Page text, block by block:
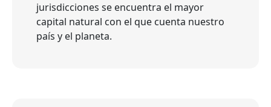
jurisdicciones se encuentra el mayor
capital natural con el que cuenta nuestro
país y el planeta.